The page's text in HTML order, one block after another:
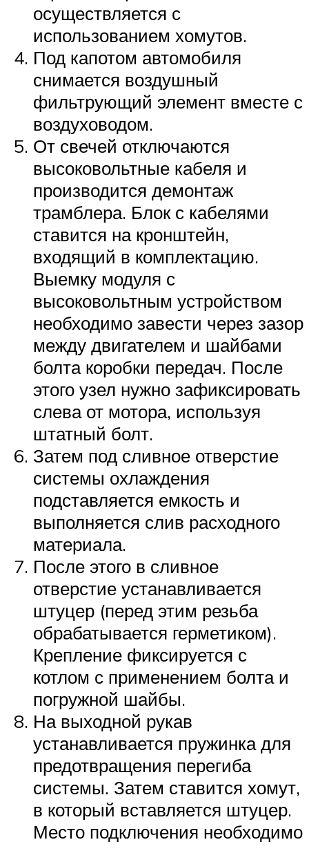
осуществляется с
использованием хомутов.
Под капотом автомобиля
снимается воздушный
фильтрующий элемент вместе с
воздуховодом.
От свечей отключаются
высоковольтные кабеля и
производится демонтаж
трамблера. Блок с кабелями
ставится на кронштейн,
входящий в комплектацию.
Выемку модуля с
высоковольтным устройством
необходимо завести через зазор
между двигателем и шайбами
болта коробки передач. После
этого узел нужно зафиксировать
слева от мотора, используя
штатный болт.
Затем под сливное отверстие
системы охлаждения
подставляется емкость и
выполняется слив расходного
материала.
После этого в сливное
отверстие устанавливается
штуцер (перед этим резьба
обрабатывается герметиком).
Крепление фиксируется с
котлом с применением болта и
погружной шайбы.
На выходной рукав
устанавливается пружинка для
предотвращения перегиба
системы. Затем ставится хомут,
в который вставляется штуцер.
Место подключения необходимо